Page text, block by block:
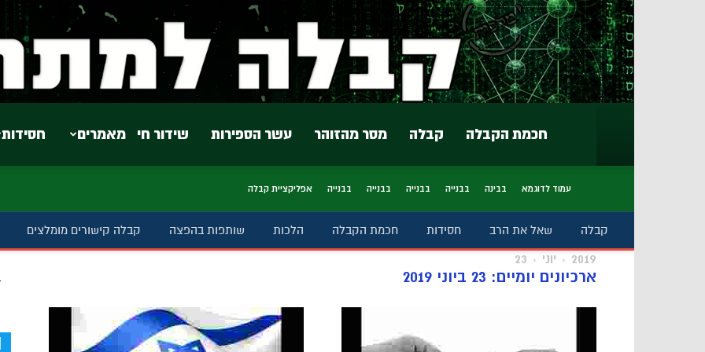
חסידות מאמרים שידור חי עשר הספירות מסר מהזוהר קבלה חכמת הקבלה
עמוד לדוגמא בבינה בבנייה בבנייה בבנייה בבנייה אפליקציית קבלה
קבלה שאל את הרב חסידות חכמת הקבלה הלכות שותפות בהפצה קבלה קישורים מומלצים
2019 יוני 23
ארכיונים יומיים: 23 ביוני 2019